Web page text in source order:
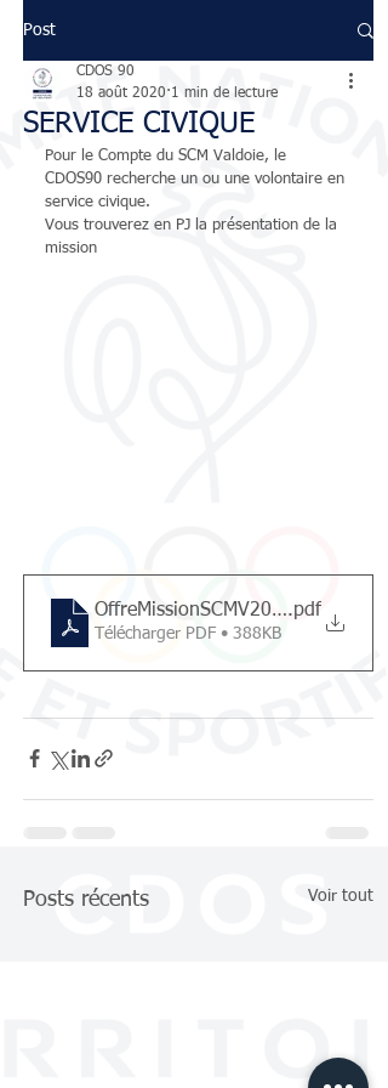
Post
SERVICE CIVIQUE
CDOS 90
18 août 2020 1 min de lecture
Pour le Compte du SCM Valdoie, le
CDOS90 recherche un ou une volontaire en
service civique.
Vous trouverez en PJ la présentation de la
mission
OffreMissionSCMV2020.pdf
Télécharger PDF • 388KB
Posts récents Voir tout